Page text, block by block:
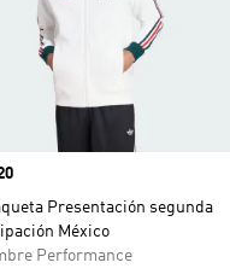
Presentación segunda
México
Performance